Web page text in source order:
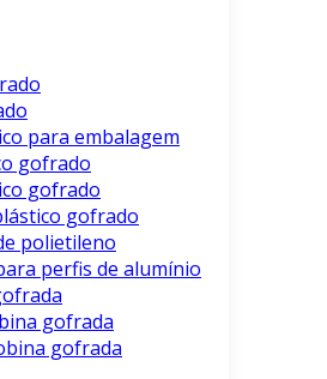
para embalagem
gofrado
gofrado
gofrado
polietileno
perfis de alumínio
gofrada
gofrada